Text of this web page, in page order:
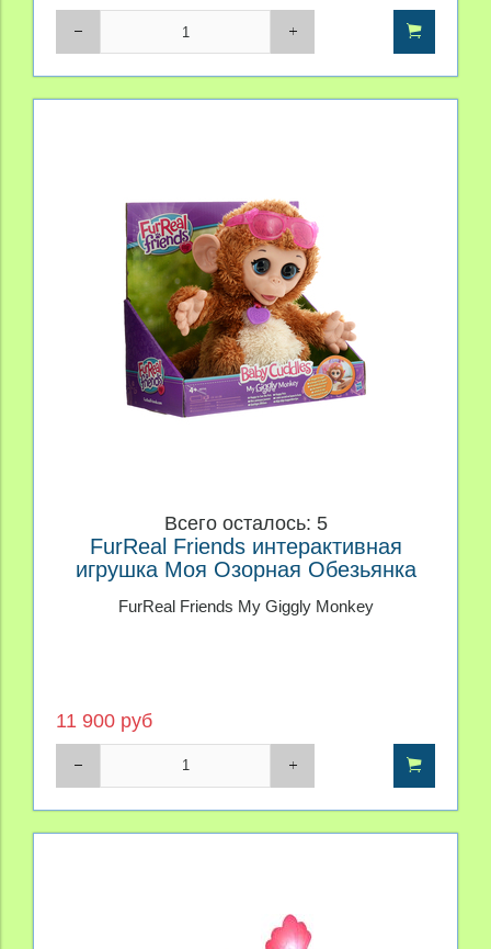
Всего осталось: 5
FurReal Friends интерактивная
игрушка Моя Озорная Обезьянка
FurReal Friends My Giggly Monkey
11 900 руб